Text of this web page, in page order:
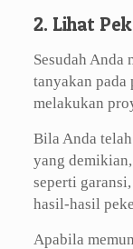
2. Lihat
Sesudah
tanyakan pada
melakukan
Bila Anda
yang
seperti
hasil-hasil
Apabila